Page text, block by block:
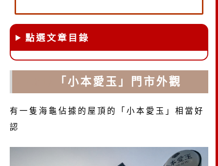
點選文章目錄
「小本愛玉」門市外觀
有一隻海龜佔據的屋頂的「小本愛玉」相當好
認